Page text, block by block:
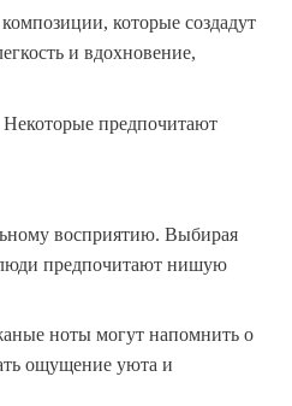
которые создадут
и вдохновение,
предпочитают
восприятию. Выбирая
люди предпочитают нишую
ноты могут напомнить о
ощущение уюта и